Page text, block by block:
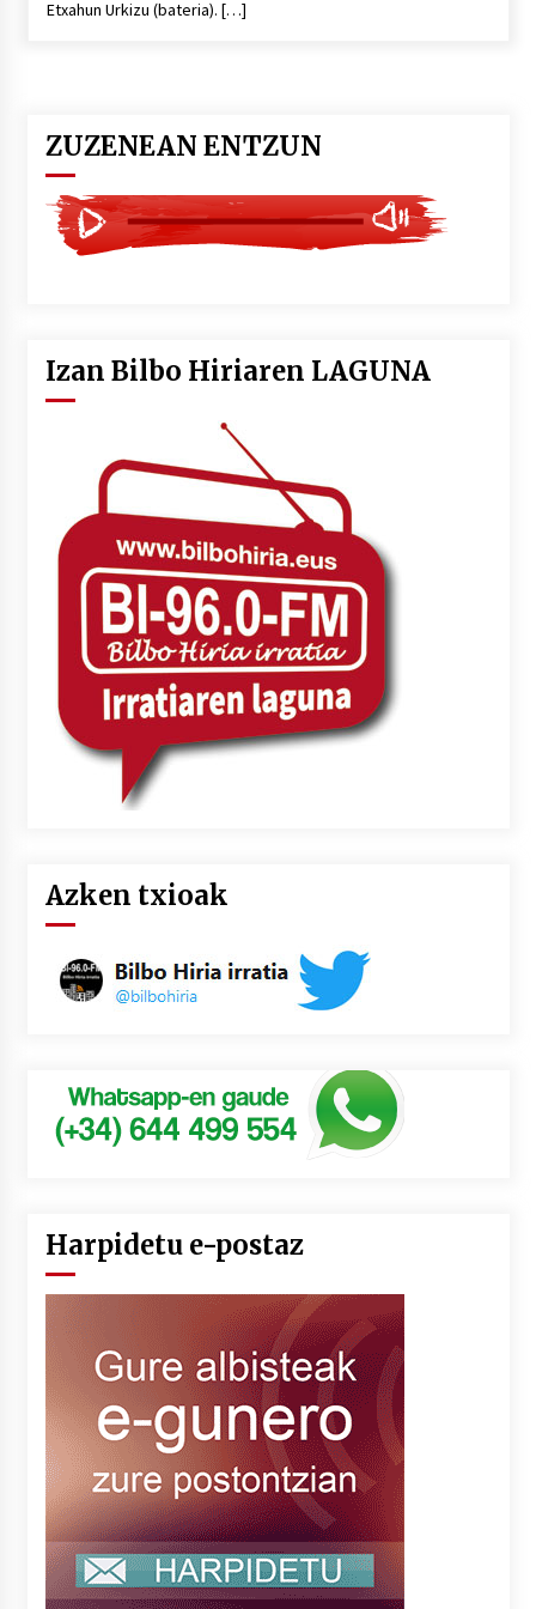
da
2026/07/07
2026/07/03
SOINUGELA: Paul McCartney eta Ringo Starr-en
lan berriak
2026/07/03
MUSIBLA #297: Bide, Boards Of Canada, Somak,
Tiga, Twisted Teens, Underscores, Habia
2026/07/02
Etxahun Urkizu (bateria). […]
ZUZENEAN ENTZUN
Izan Bilbo Hiriaren LAGUNA
Azken txioak
Harpidetu e-postaz